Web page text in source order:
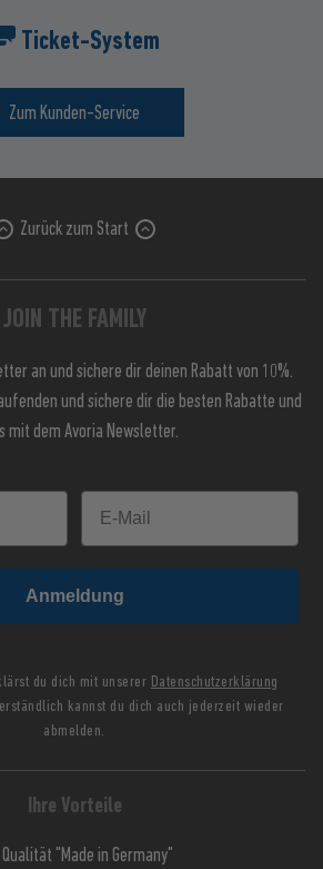
Ticket-System
Zum Kunden-Service
Zurück zum Start
JOIN THE FAMILY
an und sichere dir deinen Rabatt von 10%.
und sichere dir die besten Rabatte und
mit dem Avoria Newsletter.
Anmeldung
du dich mit unserer Datenschutzerklärung
kannst du dich auch jederzeit wieder
abmelden.
Ihre Vorteile
Qualität "Made in Germany"